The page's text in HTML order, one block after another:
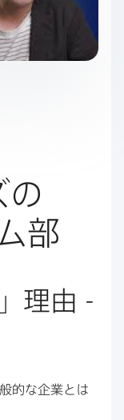
の​
部
理由 -
般的な​企業とは​